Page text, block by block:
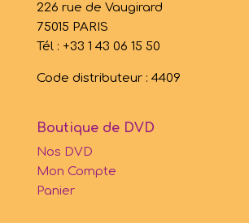
226 rue de Vaugirard
75015 PARIS
Tél : +33 1 43 06 15 50
Code distributeur : 4409
Boutique de DVD
Nos DVD
Mon Compte
Panier